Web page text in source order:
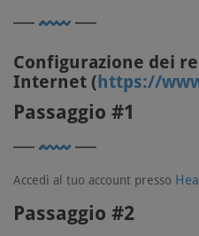
Configurazione dei
Internet (https://
Passaggio #1
Accedi al tuo account presso
Passaggio #2